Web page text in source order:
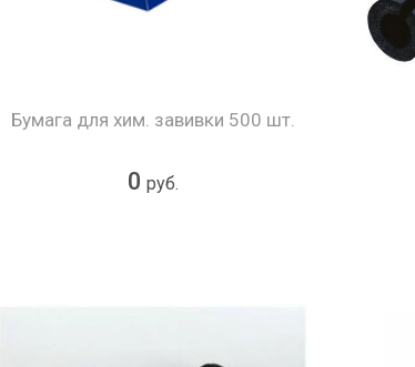
Бумага для хим. завивки 500 шт.
0 руб.